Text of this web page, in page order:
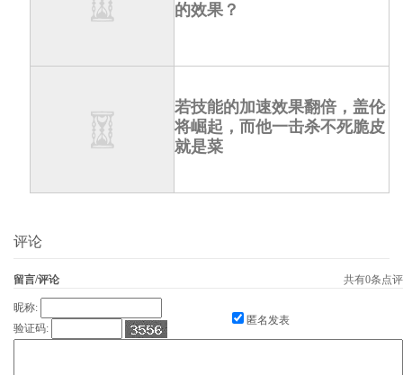
的效果？
若技能的加速效果翻倍，盖伦
将崛起，而他一击杀不死脆皮
就是菜
评论
留言/评论 共有0条点评
昵称:
验证码:
匿名发表